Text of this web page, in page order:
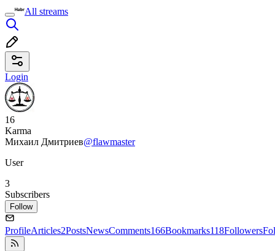
All streams
Login
16
Karma
Михаил Дмитриев@flawmaster
User
3
Subscribers
Follow
ProfileArticles2PostsNewsComments166Bookmarks118Followers